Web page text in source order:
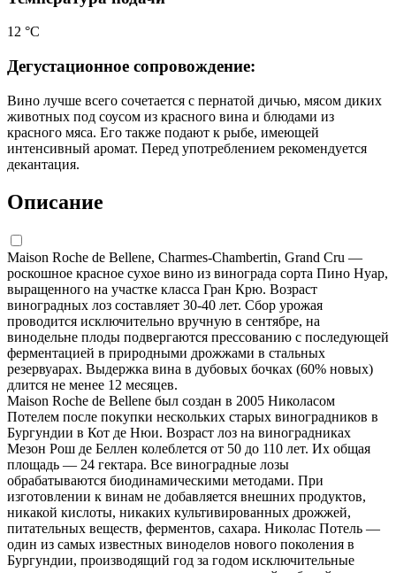
12 °С
Дегустационное сопровождение:
Вино лучше всего сочетается с пернатой дичью, мясом диких
животных под соусом из красного вина и блюдами из
красного мяса. Его также подают к рыбе, имеющей
интенсивный аромат. Перед употреблением рекомендуется
декантация.
Описание
Maison Roche de Bellene, Charmes-Chambertin, Grand Cru —
роскошное красное сухое вино из винограда сорта Пино Нуар,
выращенного на участке класса Гран Крю. Возраст
виноградных лоз составляет 30-40 лет. Сбор урожая
проводится исключительно вручную в сентябре, на
винодельне плоды подвергаются прессованию с последующей
ферментацией в природными дрожжами в стальных
резервуарах. Выдержка вина в дубовых бочках (60% новых)
длится не менее 12 месяцев.
Maison Roche de Bellene был создан в 2005 Николасом
Потелем после покупки нескольких старых виноградников в
Бургундии в Кот де Нюи. Возраст лоз на виноградниках
Мезон Рош де Беллен колеблется от 50 до 110 лет. Их общая
площадь — 24 гектара. Все виноградные лозы
обрабатываются биодинамическими методами. При
изготовлении к винам не добавляется внешних продуктов,
никакой кислоты, никаких культивированных дрожжей,
питательных веществ, ферментов, сахара. Николас Потель —
один из самых известных виноделов нового поколения в
Бургундии, производящий год за годом исключительные